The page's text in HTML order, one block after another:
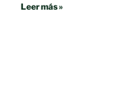
Leer más »